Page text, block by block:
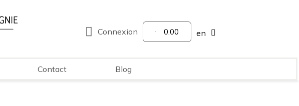
Connexion 0.00 en
Contact Blog